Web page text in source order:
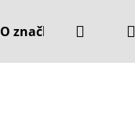
O značke Kontakty
Hľadať